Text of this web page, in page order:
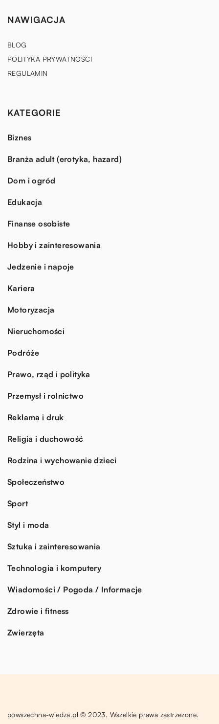
NAWIGACJA
BLOG
POLITYKA PRYWATNOŚCI
REGULAMIN
KATEGORIE
Biznes
Branża adult (erotyka, hazard)
Dom i ogród
Edukacja
Finanse osobiste
Hobby i zainteresowania
Jedzenie i napoje
Kariera
Motoryzacja
Nieruchomości
Podróże
Prawo, rząd i polityka
Przemysł i rolnictwo
Reklama i druk
Religia i duchowość
Rodzina i wychowanie dzieci
Społeczeństwo
Sport
Styl i moda
Sztuka i zainteresowania
Technologia i komputery
Wiadomości / Pogoda / Informacje
Zdrowie i fitness
Zwierzęta
powszechna-wiedza.pl © 2023. Wszelkie prawa zastrzeżone.